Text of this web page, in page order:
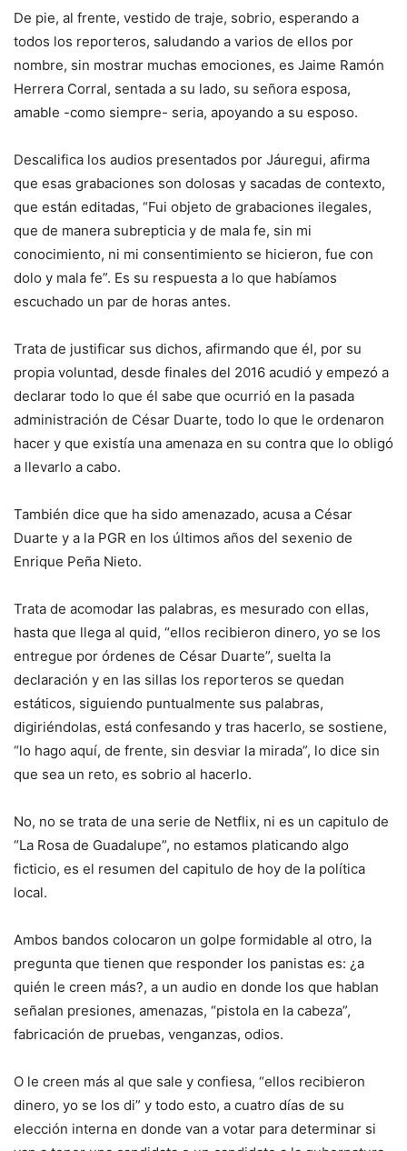
De pie, al frente, vestido de traje, sobrio, esperando a
todos los reporteros, saludando a varios de ellos por
nombre, sin mostrar muchas emociones, es Jaime Ramón
Herrera Corral, sentada a su lado, su señora esposa,
amable -como siempre- seria, apoyando a su esposo.
Descalifica los audios presentados por Jáuregui, afirma
que esas grabaciones son dolosas y sacadas de contexto,
que están editadas, “Fui objeto de grabaciones ilegales,
que de manera subrepticia y de mala fe, sin mi
conocimiento, ni mi consentimiento se hicieron, fue con
dolo y mala fe”. Es su respuesta a lo que habíamos
escuchado un par de horas antes.
Trata de justificar sus dichos, afirmando que él, por su
propia voluntad, desde finales del 2016 acudió y empezó a
declarar todo lo que él sabe que ocurrió en la pasada
administración de César Duarte, todo lo que le ordenaron
hacer y que existía una amenaza en su contra que lo obligó
a llevarlo a cabo.
También dice que ha sido amenazado, acusa a César
Duarte y a la PGR en los últimos años del sexenio de
Enrique Peña Nieto.
Trata de acomodar las palabras, es mesurado con ellas,
hasta que llega al quid, “ellos recibieron dinero, yo se los
entregue por órdenes de César Duarte”, suelta la
declaración y en las sillas los reporteros se quedan
estáticos, siguiendo puntualmente sus palabras,
digiriéndolas, está confesando y tras hacerlo, se sostiene,
“lo hago aquí, de frente, sin desviar la mirada”, lo dice sin
que sea un reto, es sobrio al hacerlo.
No, no se trata de una serie de Netflix, ni es un capitulo de
“La Rosa de Guadalupe”, no estamos platicando algo
ficticio, es el resumen del capitulo de hoy de la política
local.
Ambos bandos colocaron un golpe formidable al otro, la
pregunta que tienen que responder los panistas es: ¿a
quién le creen más?, a un audio en donde los que hablan
señalan presiones, amenazas, “pistola en la cabeza”,
fabricación de pruebas, venganzas, odios.
O le creen más al que sale y confiesa, “ellos recibieron
dinero, yo se los di” y todo esto, a cuatro días de su
elección interna en donde van a votar para determinar si